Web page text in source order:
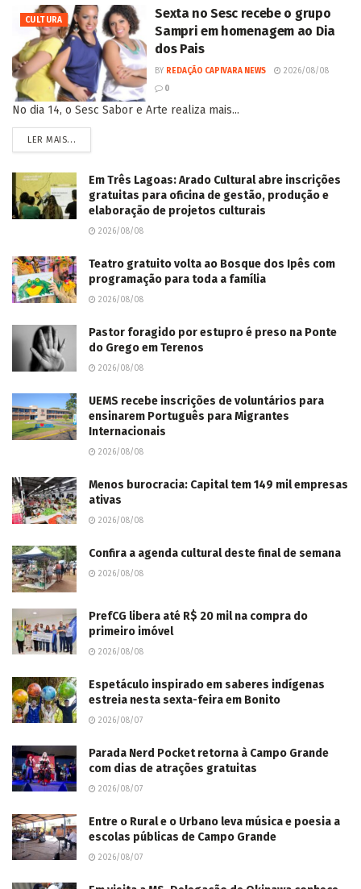
CULTURA
Sexta no Sesc recebe o grupo
Sampri em homenagem ao Dia
dos Pais
BY REDAÇÃO CAPIVARA NEWS
2026/08/08
0
No dia 14, o Sesc Sabor e Arte realiza mais...
LER MAIS...
Em Três Lagoas: Arado Cultural abre inscrições
gratuitas para oficina de gestão, produção e
elaboração de projetos culturais
2026/08/08
Teatro gratuito volta ao Bosque dos Ipês com
programação para toda a família
2026/08/08
Pastor foragido por estupro é preso na Ponte
do Grego em Terenos
2026/08/08
UEMS recebe inscrições de voluntários para
ensinarem Português para Migrantes
Internacionais
2026/08/08
Menos burocracia: Capital tem 149 mil empresas
ativas
2026/08/08
Confira a agenda cultural deste final de semana
2026/08/08
PrefCG libera até R$ 20 mil na compra do
primeiro imóvel
2026/08/08
Espetáculo inspirado em saberes indígenas
estreia nesta sexta-feira em Bonito
2026/08/07
Parada Nerd Pocket retorna à Campo Grande
com dias de atrações gratuitas
2026/08/07
Entre o Rural e o Urbano leva música e poesia a
escolas públicas de Campo Grande
2026/08/07